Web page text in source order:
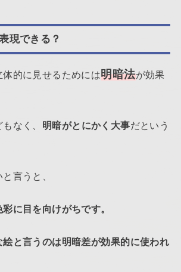
現できる？
的に見せるためには明暗法が効果
なく、 明暗がとにかく大事だという
言うと、
に目を向けがちです。
と言うのは明暗差が効果的に使われ